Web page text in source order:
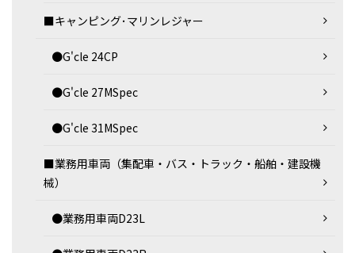
■キャンピング･マリンレジャー
●G'cle 24CP
●G'cle 27MSpec
●G'cle 31MSpec
■業務用車両（集配車・バス・トラック・船舶・建設機
械）
●業務用車両D23L